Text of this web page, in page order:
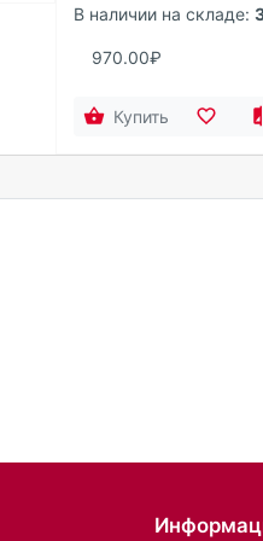
В наличии на складе:
970.00₽
Купить